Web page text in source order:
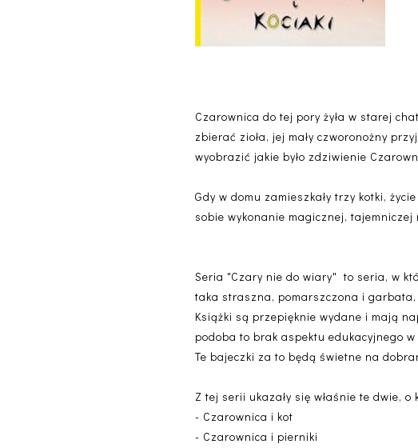
Czarownica do tej pory żyła w starej
zbierać zioła, jej mały czworonożny
wyobrazić jakie było zdziwienie
Gdy w domu zamieszkały trzy kotki,
sobie wykonanie magicznej,
Seria "Czary nie do wiary" to seria, w
taka straszna, pomarszczona i
Książki są przepięknie wydane i mają
podoba to brak aspektu edukacyjnego
Te bajeczki za to będą świetne na
Z tej serii ukazały się właśnie te dwie,
- Czarownica i kot
- Czarownica i pierniki